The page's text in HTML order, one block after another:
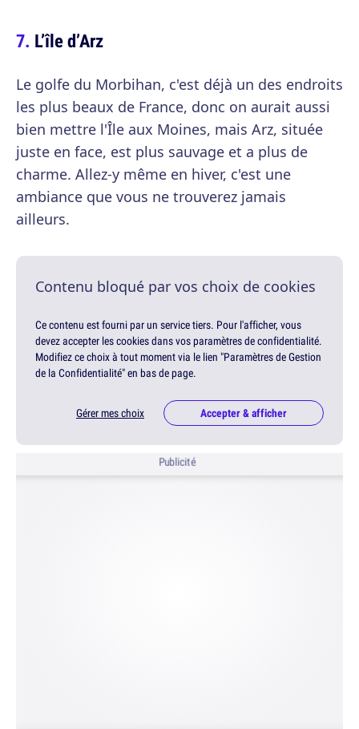
L’île d’Arz
Le golfe du Morbihan, c'est déjà un des endroits
les plus beaux de France, donc on aurait aussi
bien mettre l'Île aux Moines, mais Arz, située
juste en face, est plus sauvage et a plus de
charme. Allez-y même en hiver, c'est une
ambiance que vous ne trouverez jamais
ailleurs.
Contenu bloqué par vos choix de cookies
Ce contenu est fourni par un service tiers. Pour l'afficher, vous
devez accepter les cookies dans vos paramètres de confidentialité.
Modifiez ce choix à tout moment via le lien "Paramètres de Gestion
de la Confidentialité" en bas de page.
Gérer mes choix Accepter & afficher
Publicité